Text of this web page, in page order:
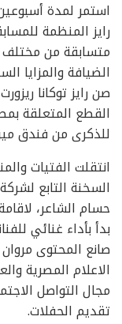
استمر لمدة
متسابقة من
الضيافة والمزايا
صن رايز توكانا
القطع المتعلقة
للذكرى من فندق
انتقلت الفتيات
السخنة التابع
حسام الشاعر،
بدأ بأداء غنائي
صانع المحتوى
الاعلام المصرية
مجال التواصل
تقديم الحفلات.